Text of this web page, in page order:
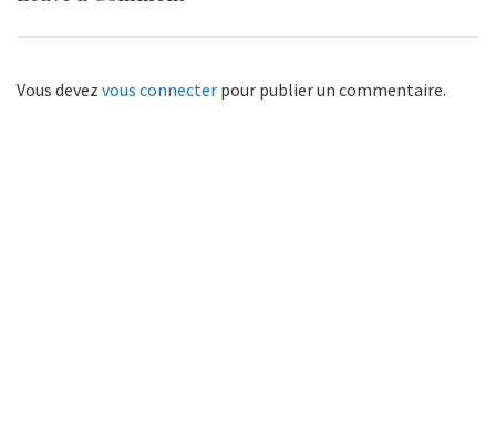
Vous devez vous connecter pour publier un commentaire.